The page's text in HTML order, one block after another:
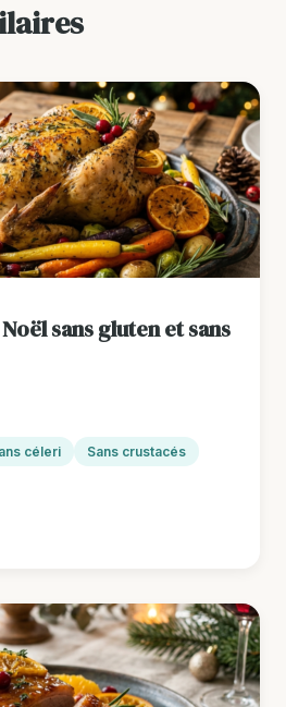
sans gluten et sans
céleri
Sans crustacés